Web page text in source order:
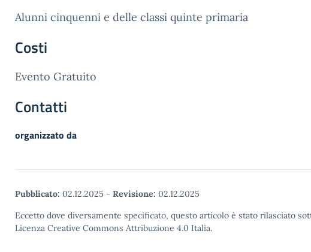
Alunni cinquenni e delle classi quinte primaria
Costi
Evento Gratuito
Contatti
organizzato da
Pubblicato: 02.12.2025 - Revisione: 02.12.2025
Eccetto dove diversamente specificato, questo articolo è stato rilasciato
Licenza Creative Commons Attribuzione 4.0 Italia.